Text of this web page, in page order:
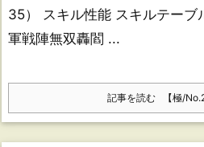
35） スキル性能 スキルテーブ
軍戦陣無双轟閻 ...
記事を読む 【極/